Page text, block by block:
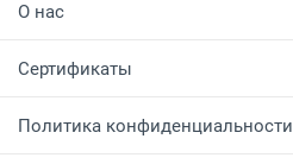
О нас
Сертификаты
Политика конфиденциальности